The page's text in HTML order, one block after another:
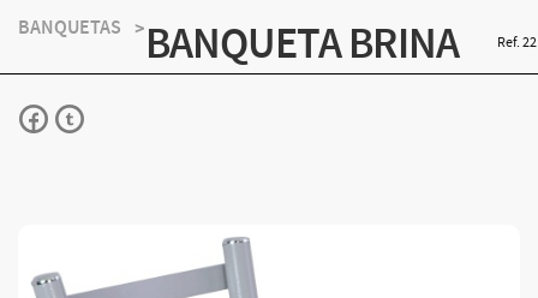
BANQUETAS BANQUETA BRINA Ref. 22